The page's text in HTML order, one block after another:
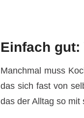
Einfach gut:
Manchmal muss
das sich fast von
das der Alltag so mit